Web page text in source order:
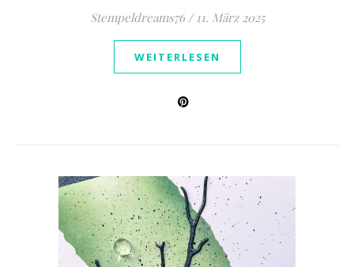
Stempeldreams76 / 11. März 2025
WEITERLESEN